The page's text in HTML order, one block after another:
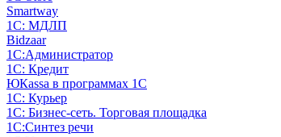
Smartway
1С: МДЛП
Bidzaar
1С:Администратор
1С: Кредит
ЮКаssа в программах 1С
1С: Курьер
1С: Бизнес-сеть. Торговая площадка
1С:Синтез речи